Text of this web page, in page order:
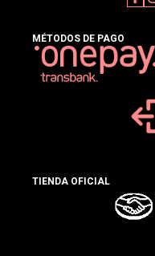
MÉTODOS DE PAGO
TIENDA OFICIAL